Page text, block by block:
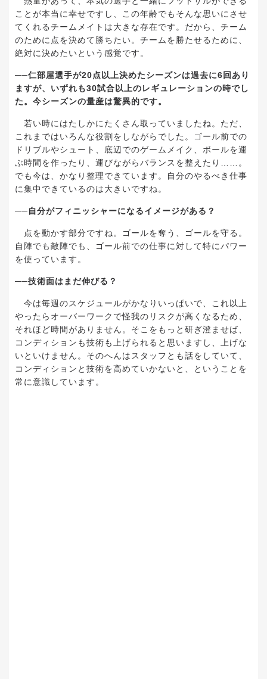
ことが本当に幸せですし、この年齢でもそんな思いにさせ
てくれるチームメイトは大きな存在です。だから、チーム
のために点を決めて勝ちたい。チームを勝たせるために、
絶対に決めたいという感覚です。
──仁部屋選手が20点以上決めたシーズンは過去に6回あり
ますが、いずれも30試合以上のレギュレーションの時でし
た。今シーズンの量産は驚異的です。
若い時にはたしかにたくさん取っていましたね。ただ、
これまではいろんな役割をしながらでした。ゴール前での
ドリブルやシュート、底辺でのゲームメイク、ボールを運
ぶ時間を作ったり、運びながらバランスを整えたり
。
でも今は、かなり整理できています。自分のやるべき仕事
に集中できているのは大きいですね。
──自分がフィニッシャーになるイメージがある？
点を動かす部分ですね。ゴールを奪う、ゴールを守る。
自陣でも敵陣でも、ゴール前での仕事に対して特にパワー
を使っています。
──技術面はまだ伸びる？
今は毎週のスケジュールがかなりいっぱいで、これ以上
やったらオーバーワークで怪我のリスクが高くなるため、
それほど時間がありません。そこをもっと研ぎ澄ませば、
コンディションも技術も上げられると思いますし、上げな
いといけません。そのへんはスタッフとも話をしていて、
コンディションと技術を高めていかないと、ということを
常に意識しています。